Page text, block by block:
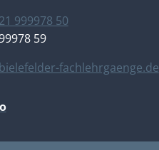
999978 50
59
fachlehrgaenge.de